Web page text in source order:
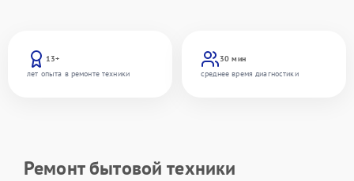
13+
лет опыта в ремонте техники
30 мин
среднее время диагностики
Ремонт бытовой техники